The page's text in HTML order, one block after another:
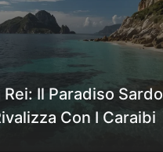
Rei: Il Paradiso Sardo
Con I Caraibi